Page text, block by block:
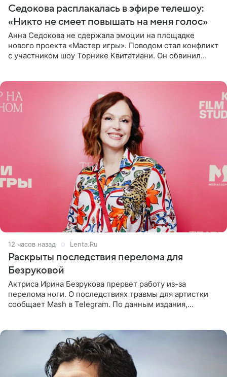
Седокова расплакалась в эфире телешоу:
«Никто не смеет повышать на меня голос»
Анна Седокова не сдержала эмоции на площадке
нового проекта «Мастер игры». Поводом стал конфликт
с участником шоу Торнике Квитатиани. Он обвинил
12 часов назад Lenta.Ru
Раскрыты последствия перелома для
Безруковой
Актриса Ирина Безрукова прервет работу из-за
перелома ноги. О последствиях травмы для артистки
сообщает Mash в Telegram. По данным издания,